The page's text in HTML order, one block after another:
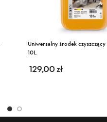
Uniwersalny środek
10L
129,00zł